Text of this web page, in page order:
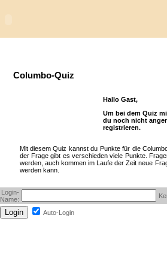
Columbo-Quiz
Hallo Gast,
Um bei dem Quiz
du noch nicht
registrieren.
Mit diesem Quiz kannst du Punkte für die
der Frage gibt es verschieden viele Punkte.
werden, auch kommen im Laufe der Zeit neue
werden kann.
Login-
Name:
Auto-Login